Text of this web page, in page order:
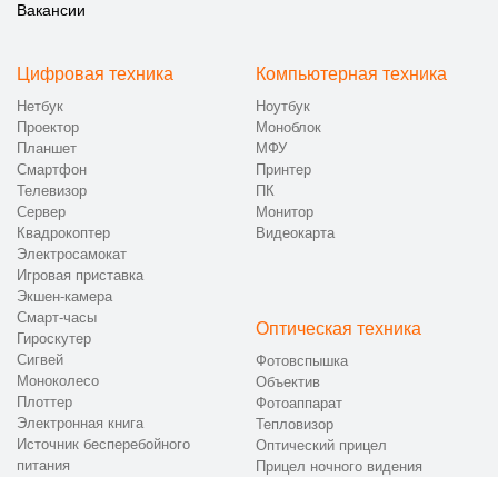
Вакансии
Цифровая техника
Нетбук
Проектор
Планшет
Смартфон
Телевизор
Сервер
Квадрокоптер
Электросамокат
Игровая приставка
Экшен-камера
Смарт-часы
Гироскутер
Сигвей
Моноколесо
Плоттер
Электронная книга
Источник бесперебойного
питания
Компьютерная техника
Ноутбук
Моноблок
МФУ
Принтер
ПК
Монитор
Видеокарта
Оптическая техника
Фотовспышка
Объектив
Фотоаппарат
Тепловизор
Оптический прицел
Прицел ночного видения